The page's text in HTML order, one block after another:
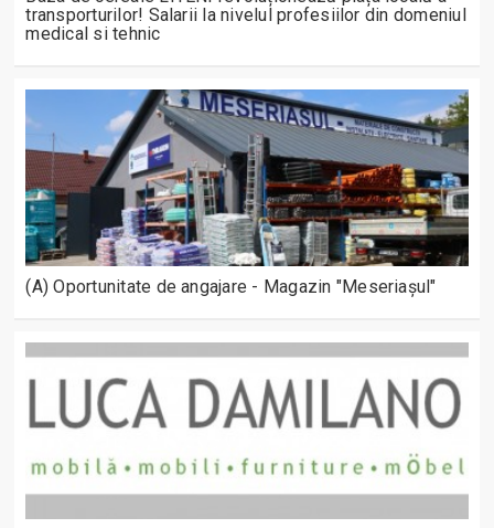
transporturilor! Salarii la nivelul profesiilor din domeniul
medical si tehnic
(A) Oportunitate de angajare - Magazin "Meseriașul"